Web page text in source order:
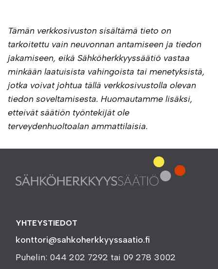
Tämän verkkosivuston sisältämä tieto on
tarkoitettu vain neuvonnan antamiseen ja tiedon
jakamiseen, eikä Sähköherkkyyssäätiö vastaa
minkään laatuisista vahingoista tai menetyksistä,
jotka voivat johtua tällä verkkosivustolla olevan
tiedon soveltamisesta. Huomautamme lisäksi,
etteivät säätiön työntekijät ole
terveydenhuoltoalan ammattilaisia.
YHTEYSTIEDOT
konttori@sahkoherkkyyssaatio.fi
Puhelin: 044 202 7292 tai 09 278 3002